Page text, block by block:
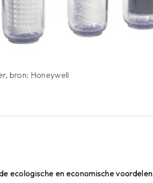
bron: Honeywell
ecologische en economische voordelen